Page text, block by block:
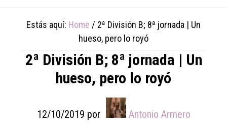
Estás aquí: Home / 2ª División B; 8ª jornada | Un
hueso, pero lo royó
2ª División B; 8ª jornada | Un
hueso, pero lo royó
12/10/2019 por Antonio Armero